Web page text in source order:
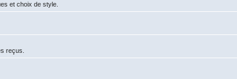
et choix de style.
reçus.